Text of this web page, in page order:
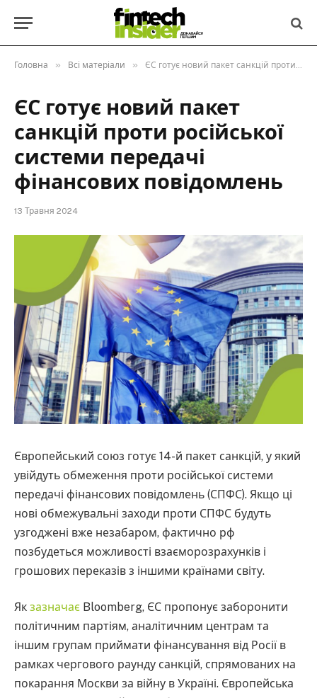
Головна » Всі матеріали » ЄС готує новий пакет санкцій проти російської системи передачі фінансових повідомлень
ЄС готує новий пакет
санкцій проти російської
системи передачі
фінансових повідомлень
13 Травня 2024
Європейський союз готує 14-й пакет санкцій, у який
увійдуть обмеження проти російської системи
передачі фінансових повідомлень (СПФС). Якщо ці
нові обмежувальні заходи проти СПФС будуть
узгоджені вже незабаром, фактично рф
позбудеться можливості взаєморозрахунків і
грошових переказів з іншими країнами світу.
Як зазначає Bloomberg, ЄС пропонує заборонити
політичним партіям, аналітичним центрам та
іншим групам приймати фінансування від Росії в
рамках чергового раунду санкцій, спрямованих на
покарання Москви за війну в Україні. Європейська